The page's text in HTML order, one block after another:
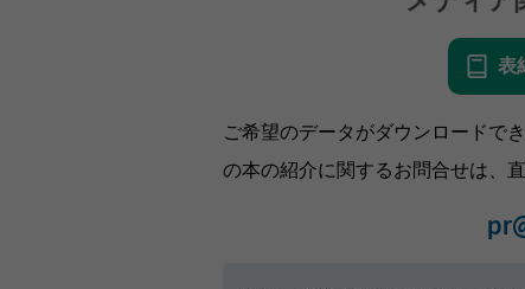
表
ご希望のデータがダウンロードで
の本の紹介に関するお問合せは、